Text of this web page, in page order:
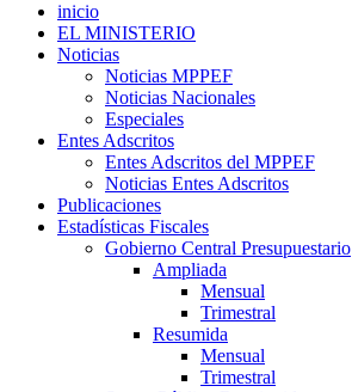
inicio
EL MINISTERIO
Noticias
Noticias MPPEF
Noticias Nacionales
Especiales
Entes Adscritos
Entes Adscritos del MPPEF
Noticias Entes Adscritos
Publicaciones
Estadísticas Fiscales
Gobierno Central Presupuestario
Ampliada
Mensual
Trimestral
Resumida
Mensual
Trimestral